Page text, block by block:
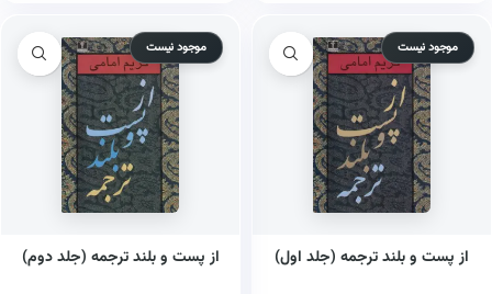
موجود نیست
از پست و بلند ترجمه (جلد اول)
موجود نیست
از پست و بلند ترجمه (جلد دوم)